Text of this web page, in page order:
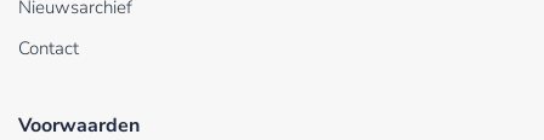
Nieuwsarchief
Contact
Voorwaarden